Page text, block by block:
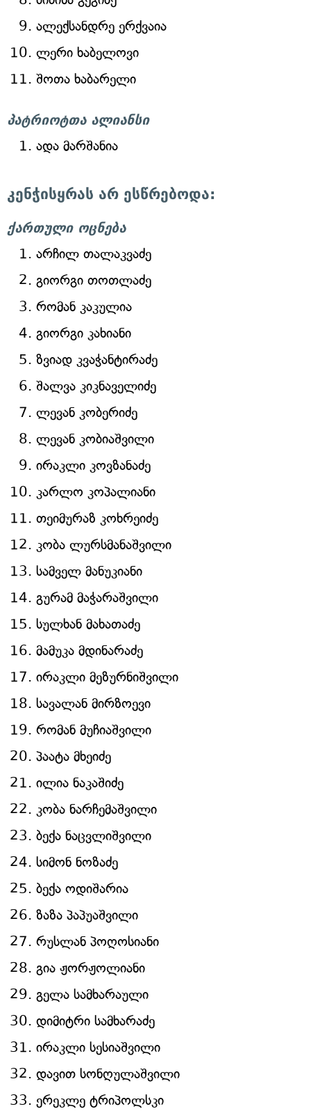
ალექსანდრე ერქვაია
ლერი ხაბელოვი
შოთა ხაბარელი
პატრიოტთა ალიანსი
ადა მარშანია
კენჭისყრას არ ესწრებოდა:
ქართული ოცნება
არჩილ თალაკვაძე
გიორგი თოთლაძე
რომან კაკულია
გიორგი კახიანი
ზვიად კვაჭანტირაძე
შალვა კიკნაველიძე
ლევან კობერიძე
ლევან კობიაშვილი
ირაკლი კოვზანაძე
კარლო კოპალიანი
თეიმურაზ კოხრეიძე
კობა ლურსმანაშვილი
სამველ მანუკიანი
გურამ მაჭარაშვილი
სულხან მახათაძე
მამუკა მდინარაძე
ირაკლი მეზურნიშვილი
სავალან მირზოევი
რომან მუჩიაშვილი
პაატა მხეიძე
ილია ნაკაშიძე
კობა ნარჩემაშვილი
ბექა ნაცვლიშვილი
სიმონ ნოზაძე
ბექა ოდიშარია
ზაზა პაპუაშვილი
რუსლან პოღოსიანი
გია ჟორჟოლიანი
გელა სამხარაული
დიმიტრი სამხარაძე
ირაკლი სესიაშვილი
დავით სონღულაშვილი
ერეკლე ტრიპოლსკი